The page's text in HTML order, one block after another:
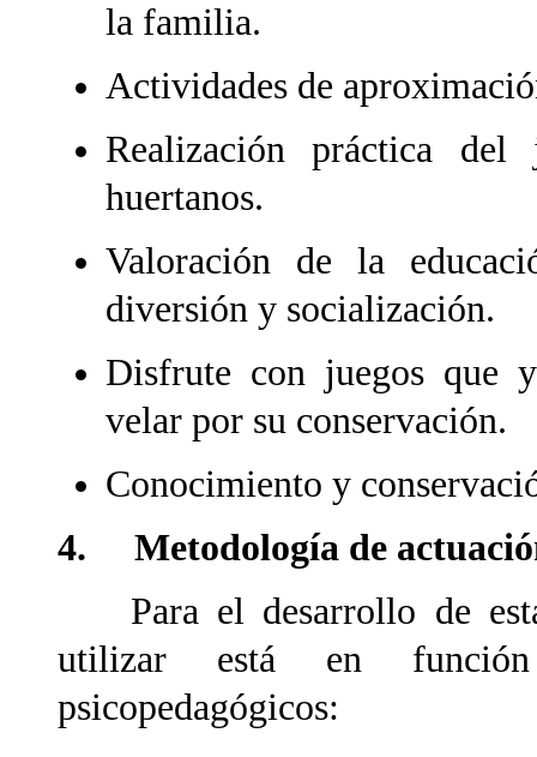
la familia.
Actividades de
Realización práctica
huertanos.
Valoración de la
diversión y socialización.
Disfrute con juegos que
velar por su conservación.
Conocimiento y
4. Metodología de
Para el desarrollo de
utilizar está en
psicopedagógicos: